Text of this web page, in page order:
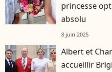
princesse
absolu
8 juin 2025
Albert et
accueillir